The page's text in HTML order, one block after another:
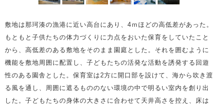
敷地は那珂湊の漁港に近い高台にあり、4ｍほどの高低差があった。
もともと子供たちの体力づくりに力点をおいた保育をしていたこと
から、高低差のある敷地をそのまま園庭とした。それを囲むように
機能を敷地周囲に配置し、子どもたちの活発な活動を誘発する回遊
性のある園舎とした。保育室は2方に開口部を設けて、海から吹き渡
る風を通し、周囲に遮るもののない環境の中で明るい室内を創り出
した。子どもたちの身体の大きさに合わせて天井高さを控え、床は